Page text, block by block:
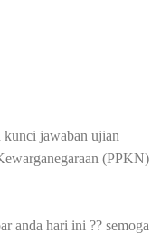
jawaban ujian
(PPKN)
anda hari ini ?? semoga